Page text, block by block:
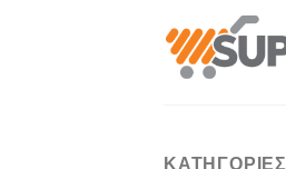
ΚΑΤΗΓΟΡΊΕΣ